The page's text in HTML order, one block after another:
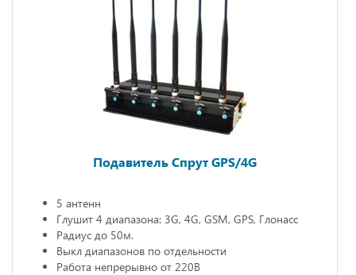
Подавитель Спрут GPS/4G
5 антенн
Глушит 4 диапазона: 3G, 4G, GSM, GPS, Глонасс
Радиус до 50м.
Выкл диапазонов по отдельности
Работа непрерывно от 220В